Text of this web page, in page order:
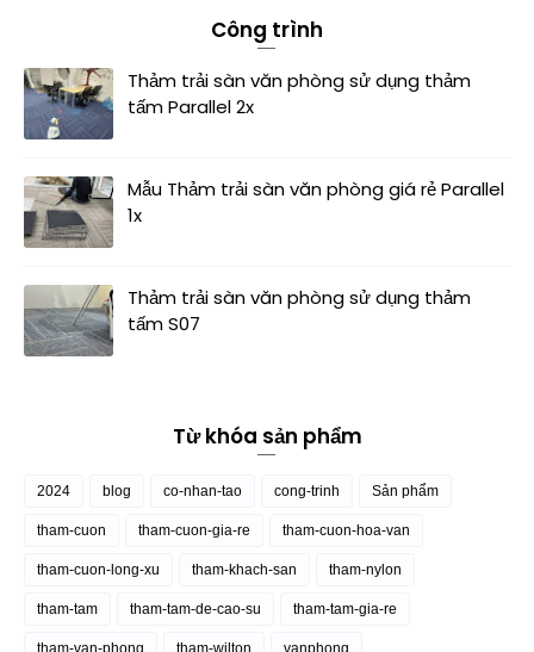
Công trình
Thảm trải sàn văn phòng sử dụng thảm
tấm Parallel 2x
Mẫu Thảm trải sàn văn phòng giá rẻ Parallel
1x
Thảm trải sàn văn phòng sử dụng thảm
tấm S07
Từ khóa sản phẩm
2024 blog co-nhan-tao cong-trinh Sản phẩm
tham-cuon tham-cuon-gia-re tham-cuon-hoa-van
tham-cuon-long-xu tham-khach-san tham-nylon
tham-tam tham-tam-de-cao-su tham-tam-gia-re
tham-van-phong tham-wilton vanphong